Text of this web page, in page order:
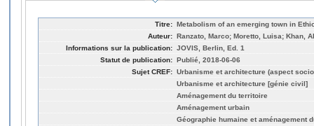
Titre: Metabolism of an emerging town in
Auteur: Ranzato, Marco; Moretto, Luisa; Khan,
Informations sur la publication: JOVIS, Berlin, Ed. 1
Statut de publication: Publié, 2018-06-06
Sujet CREF: Urbanisme et architecture (aspect
Urbanisme et architecture [génie civil]
Aménagement du territoire
Aménagement urbain
Géographie humaine et aménagement